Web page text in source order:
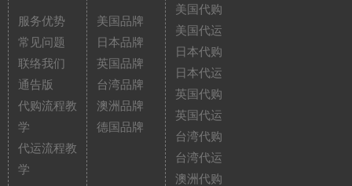
服务优势
常见问题
联络我们
通告版
代购流程教
学
代运流程教
学
美国品牌
日本品牌
英国品牌
台湾品牌
澳洲品牌
德国品牌
美国代购
美国代运
日本代购
日本代运
英国代购
英国代运
台湾代购
台湾代运
澳洲代购